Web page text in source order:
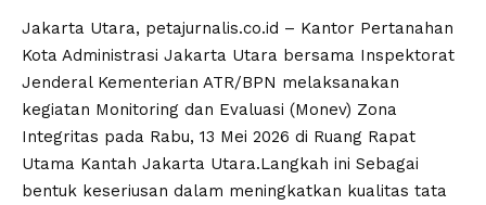
Jakarta Utara, petajurnalis.co.id – Kantor Pertanahan
Kota Administrasi Jakarta Utara bersama Inspektorat
Jenderal Kementerian ATR/BPN melaksanakan
kegiatan Monitoring dan Evaluasi (Monev) Zona
Integritas pada Rabu, 13 Mei 2026 di Ruang Rapat
Utama Kantah Jakarta Utara.Langkah ini Sebagai
bentuk keseriusan dalam meningkatkan kualitas tata